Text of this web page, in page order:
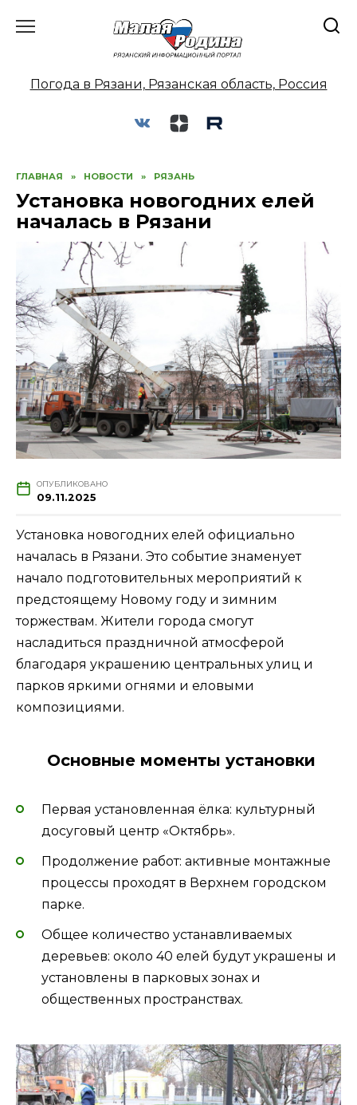
Погода в Рязани, Рязанская область, Россия
ГЛАВНАЯ » НОВОСТИ » РЯЗАНЬ
Установка новогодних елей
началась в Рязани
ОПУБЛИКОВАНО
09.11.2025
Установка новогодних елей официально
началась в Рязани. Это событие знаменует
начало подготовительных мероприятий к
предстоящему Новому году и зимним
торжествам. Жители города смогут
насладиться праздничной атмосферой
благодаря украшению центральных улиц и
парков яркими огнями и еловыми
композициями.
Основные моменты установки
Первая установленная ёлка: культурный
досуговый центр «Октябрь».
Продолжение работ: активные монтажные
процессы проходят в Верхнем городском
парке.
Общее количество устанавливаемых
деревьев: около 40 елей будут украшены и
установлены в парковых зонах и
общественных пространствах.